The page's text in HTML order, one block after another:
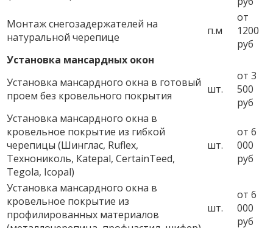
Монтаж снегозадержателей на
натуральной черепице
п.м
от
1200
руб
Установка мансардных окон
Установка мансардного окна в готовый
проем без кровельного покрытия
шт.
от 3
500
руб
Установка мансардного окна в
кровельное покрытие из гибкой
черепицы (Шинглас, Ruflex,
Технониколь, Кatepal, CertainTeed,
Tegola, Icopal)
шт.
от 6
000
руб
Установка мансардного окна в
кровельное покрытие из
профилированных материалов
шт.
от 6
000
руб